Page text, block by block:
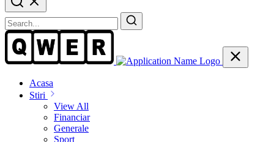
Acasa
Stiri
View All
Financiar
Generale
Sport